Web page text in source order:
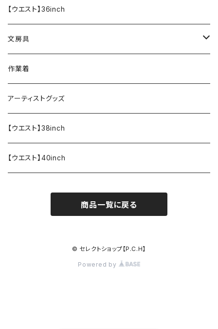
【ウエスト】36inch
文房具
ペンケース
作業着
アーティストグッズ
【ウエスト】38inch
【ウエスト】40inch
商品一覧に戻る
© セレクトショップ【P.C.H】
Powered by